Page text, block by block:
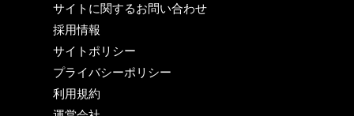
サイトに関するお問い合わせ
採用情報
サイトポリシー
プライバシーポリシー
利用規約